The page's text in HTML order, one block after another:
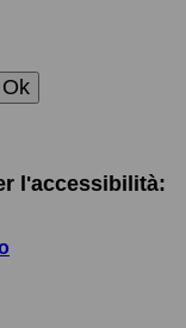
l'accessibilità: